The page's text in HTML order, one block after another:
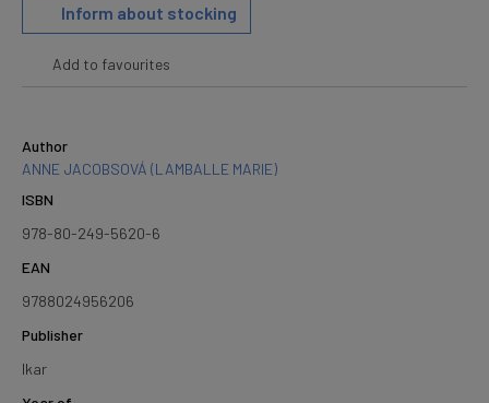
Inform about stocking
Add to favourites
Author
ANNE JACOBSOVÁ (LAMBALLE MARIE)
ISBN
978-80-249-5620-6
EAN
9788024956206
Publisher
Ikar